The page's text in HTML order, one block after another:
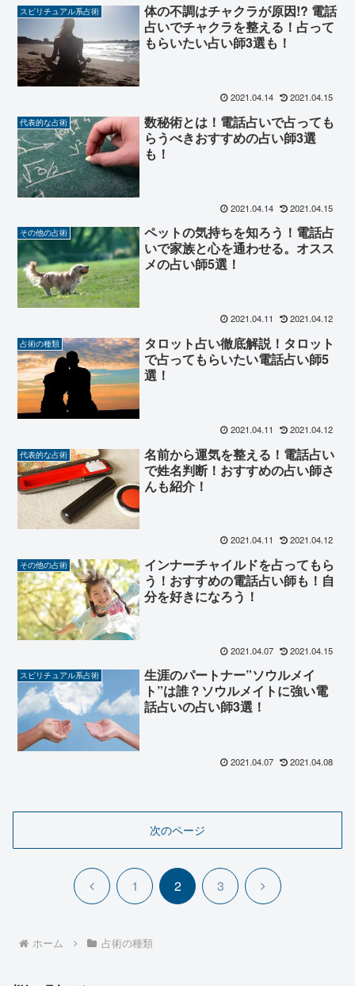
スピリチュアル系占術
体の不調はチャクラが原因!? 電話
占いでチャクラを整える！占って
もらいたい占い師3選も！
2021.04.14 2021.04.15
代表的な占術
数秘術とは！電話占いで占っても
らうべきおすすめの占い師3選
も！
2021.04.14 2021.04.15
その他の占術
ペットの気持ちを知ろう！電話占
いで家族と心を通わせる。オスス
メの占い師5選！
2021.04.11 2021.04.12
占術の種類
タロット占い徹底解説！タロット
で占ってもらいたい電話占い師5
選！
2021.04.11 2021.04.12
代表的な占術
名前から運気を整える！電話占い
で姓名判断！おすすめの占い師さ
んも紹介！
2021.04.11 2021.04.12
その他の占術
インナーチャイルドを占ってもら
う！おすすめの電話占い師も！自
分を好きになろう！
2021.04.07 2021.04.15
スピリチュアル系占術
生涯のパートナー”ソウルメイ
ト”は誰？ソウルメイトに強い電
話占いの占い師3選！
2021.04.07 2021.04.08
次のページ
前
1 2 3
次
ホーム 占術の種類